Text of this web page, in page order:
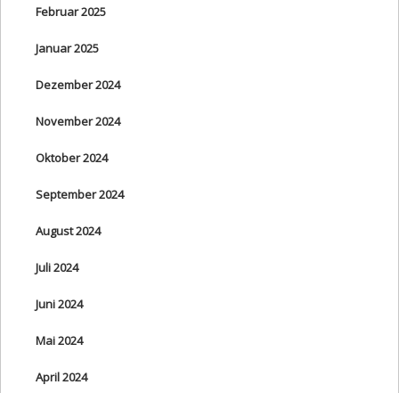
Februar 2025
Januar 2025
Dezember 2024
November 2024
Oktober 2024
September 2024
August 2024
Juli 2024
Juni 2024
Mai 2024
April 2024